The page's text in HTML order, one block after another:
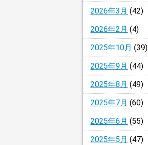
2026年3月 (42)
2026年2月 (4)
2025年10月 (39)
2025年9月 (44)
2025年8月 (49)
2025年7月 (60)
2025年6月 (55)
2025年5月 (47)